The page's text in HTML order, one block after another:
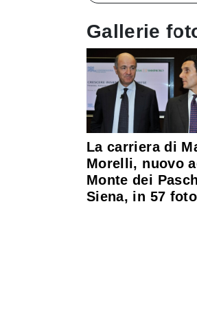
Gallerie
La carriera di
Morelli, nuovo
Monte dei
Siena, in 57 foto